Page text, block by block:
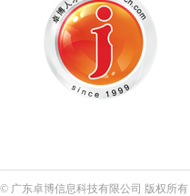
© 广东卓博信息科技有限公司 版权所有